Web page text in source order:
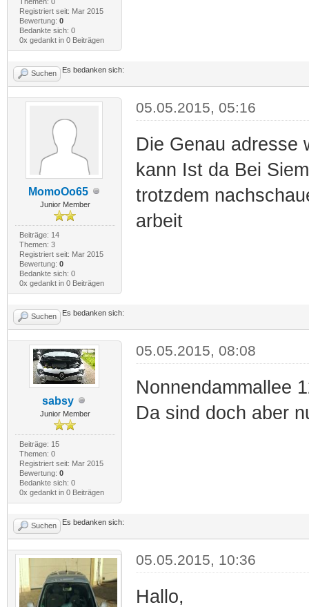
Registriert seit: Mar 2015
Bewertung: 0
Bedankte sich: 0
0x gedankt in 0 Beiträgen
Suchen Es bedanken sich:
MomoOo65
Junior Member
Beiträge: 14
Themen: 3
Registriert seit: Mar 2015
Bewertung: 0
Bedankte sich: 0
0x gedankt in 0 Beiträgen
05.05.2015, 05:16
Die Genau adresse
kann Ist da Bei
trotzdem
arbeit
Suchen Es bedanken sich:
sabsy
Junior Member
Beiträge: 15
Themen: 0
Registriert seit: Mar 2015
Bewertung: 0
Bedankte sich: 0
0x gedankt in 0 Beiträgen
05.05.2015, 08:08
Nonnendammallee
Da sind doch aber
Suchen Es bedanken sich:
05.05.2015, 10:36
Hallo,